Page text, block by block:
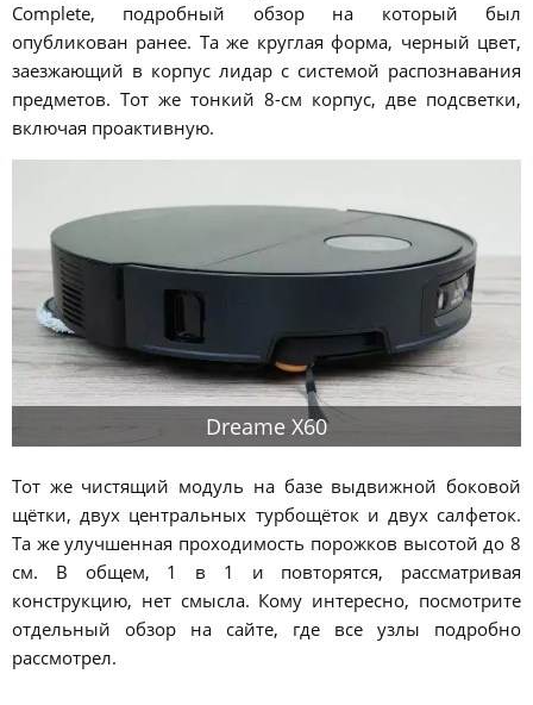
Complete, подробный обзор на который был
опубликован ранее. Та же круглая форма, черный цвет,
заезжающий в корпус лидар с системой распознавания
предметов. Тот же тонкий 8-см корпус, две подсветки,
включая проактивную.
Dreame X60
Тот же чистящий модуль на базе выдвижной боковой
щётки, двух центральных турбощёток и двух салфеток.
Та же улучшенная проходимость порожков высотой до 8
см. В общем, 1 в 1 и повторятся, рассматривая
конструкцию, нет смысла. Кому интересно, посмотрите
отдельный обзор на сайте, где все узлы подробно
рассмотрел.